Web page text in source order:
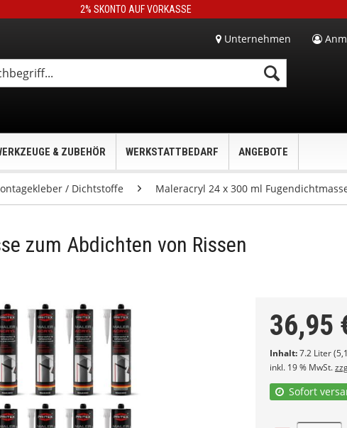
2% SKONTO AUF VORKASSE
Unternehmen
& ZUBEHÖR WERKSTATTBEDARF ANGEBOTE
/ Dichtstoffe Maleracryl 24 x 300 ml
zum Abdichten von Rissen
36,95
Inhalt:7.2 Liter
inkl. 19 % MwSt.
Sofort